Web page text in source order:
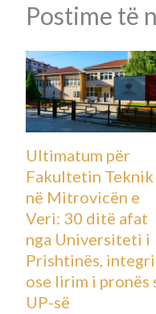
Postime të
Ultimatum për
Fakultetin Teknik
në Mitrovicën e
Veri: 30 ditë afat
nga Universiteti i
Prishtinës,
ose lirim i pronës
UP-së